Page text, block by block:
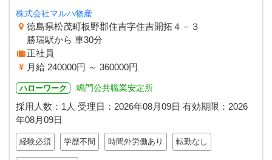
株式会社マルハ物産
徳島県松茂町板野郡住吉字住吉開拓４－３
勝瑞駅から 車30分
正社員
月給 240000円 ～ 360000円
ハローワーク 鳴門公共職業安定所
採用人数：1人 受理日： 2026年08月09日 有効期限： 2026
年08月09日
経験必須 学歴不問 時間外労働あり 転勤なし